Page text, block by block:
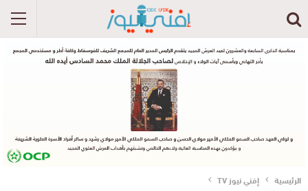
الرئيسية إفني نيوز TV